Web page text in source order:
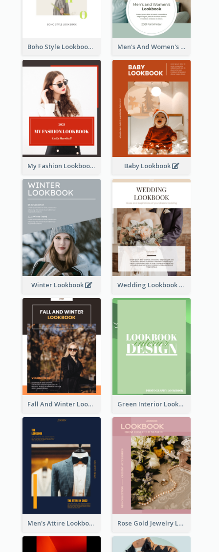
Boho Style Lookbook Men's And Women's Lookbook
My Fashion Lookbook Baby Lookbook
Winter Lookbook Wedding Lookbook
Fall And Winter Lookbook Green Interior Lookbook
Men's Attire Lookbook Rose Gold Jewelry Lookbook